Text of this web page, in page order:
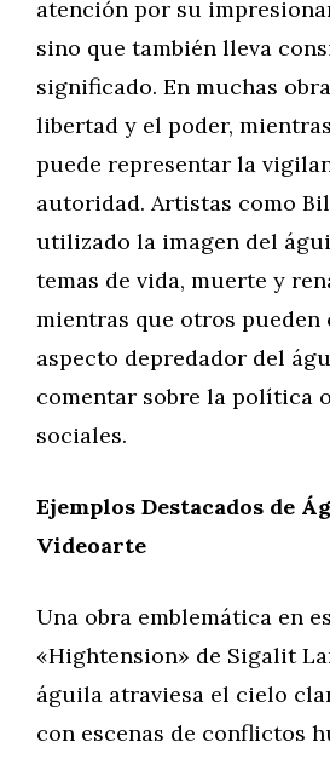
atención por su
sino que también lleva
significado. En muchas
libertad y el poder,
puede representar la
autoridad. Artistas como
utilizado la imagen del
temas de vida, muerte y
mientras que otros pueden
aspecto depredador del
comentar sobre la política
sociales.
Ejemplos Destacados de
Videoarte
Una obra emblemática en
«Hightension» de Sigalit
águila atraviesa el cielo
con escenas de conflictos